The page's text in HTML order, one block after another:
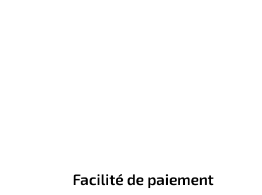
Facilité de paiement